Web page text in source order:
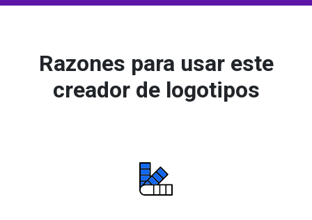
Razones para usar este
creador de logotipos